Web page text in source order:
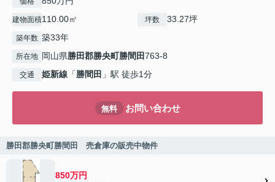
建物面積110.00㎡ 坪数 33.27坪
築年数 築33年
所在地 岡山県勝田郡勝央町勝間田763-8
交通 姫新線 「勝間田 」駅 徒歩1分
無料 お問い合わせ
勝田郡勝央町勝間田 売倉庫の販売中物件
850万円